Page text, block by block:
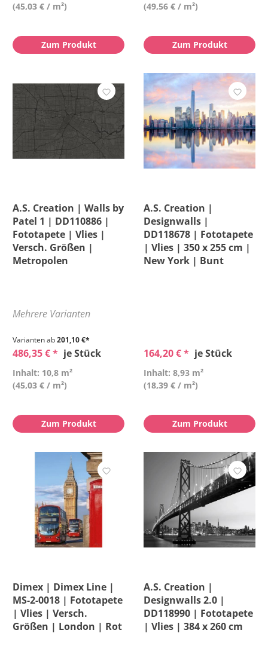
(45,03 € / m²)
Zum Produkt
(49,56 € / m²)
Zum Produkt
A.S. Creation | Walls by
Patel 1 | DD110886 |
Fototapete | Vlies |
Versch. Größen |
Metropolen
Mehrere Varianten
Varianten ab201,10 €*
486,35 € * je Stück
Inhalt: 10,8 m²
(45,03 € / m²)
Zum Produkt
A.S. Creation |
Designwalls |
DD118678 | Fototapete
| Vlies | 350 x 255 cm |
New York | Bunt
164,20 € * je Stück
Inhalt: 8,93 m²
(18,39 € / m²)
Zum Produkt
Dimex | Dimex Line |
MS-2-0018 | Fototapete
| Vlies | Versch.
Größen | London | Rot
A.S. Creation |
Designwalls 2.0 |
DD118990 | Fototapete
| Vlies | 384 x 260 cm